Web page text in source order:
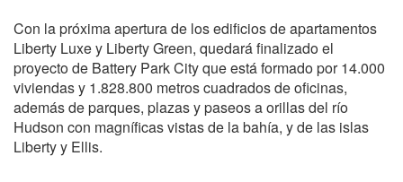
Con la próxima apertura de los edificios de apartamentos
Liberty Luxe y Liberty Green, quedará finalizado el
proyecto de Battery Park City que está formado por 14.000
viviendas y 1.828.800 metros cuadrados de oficinas,
además de parques, plazas y paseos a orillas del río
Hudson con magníficas vistas de la bahía, y de las islas
Liberty y Ellis.